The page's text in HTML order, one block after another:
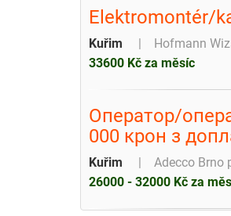
Elektromontér/
Kuřim
Hofmann
33600 Kč za měsíc
Оператор/
000 крон з
Kuřim
Adecco Brno
26000 - 32000 Kč za